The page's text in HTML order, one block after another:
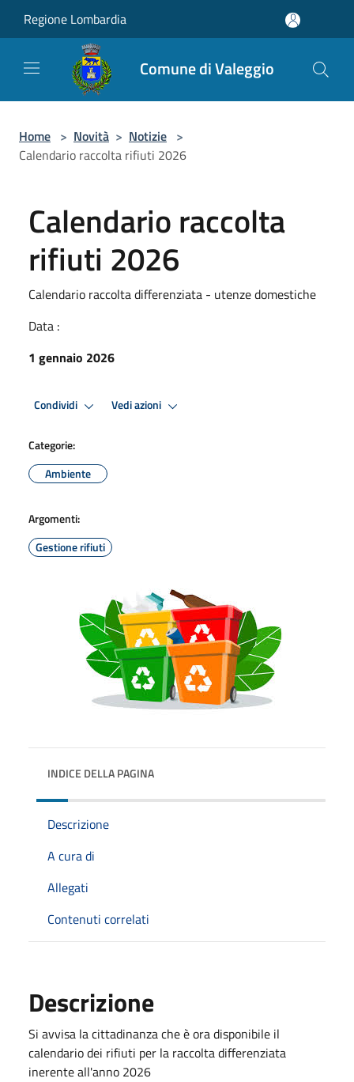
Regione Lombardia
Comune di Valeggio
Home > Novità > Notizie >
Calendario raccolta rifiuti 2026
Calendario raccolta
rifiuti 2026
Calendario raccolta differenziata - utenze domestiche
Data :
1 gennaio 2026
Condividi Vedi azioni
Categorie:
Ambiente
Argomenti:
Gestione rifiuti
INDICE DELLA PAGINA
Descrizione
A cura di
Allegati
Contenuti correlati
Descrizione
Si avvisa la cittadinanza che è ora disponibile il
calendario dei rifiuti per la raccolta differenziata
inerente all'anno 2026